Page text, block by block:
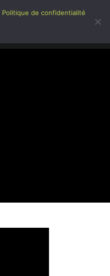
Politique de confidentialité